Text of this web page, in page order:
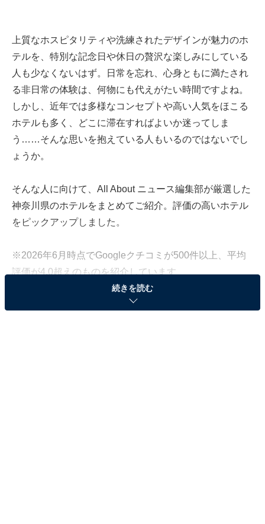
上質なホスピタリティや洗練されたデザインが魅力のホ
テルを、特別な記念日や休日の贅沢な楽しみにしている
人も少なくないはず。日常を忘れ、心身ともに満たされ
る非日常の体験は、何物にも代えがたい時間ですよね。
しかし、近年では多様なコンセプトや高い人気をほこる
ホテルも多く、どこに滞在すればよいか迷ってしま
う……そんな思いを抱えている人もいるのではないでし
ょうか。
そんな人に向けて、All About ニュース編集部が厳選した
神奈川県のホテルをまとめてご紹介。評価の高いホテル
をピックアップしました。
※2026年6月時点でGoogleクチコミが500件以上、平均
評価が4.0超えのものを紹介しています
この記事の執筆者： All About ニュース お買
続きを読む